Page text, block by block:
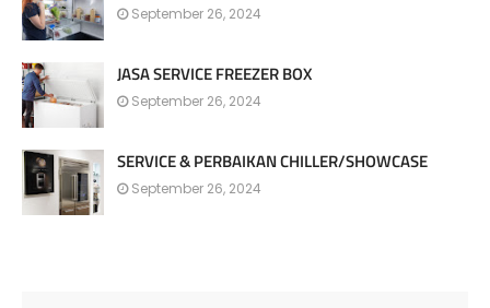
September 26, 2024
JASA SERVICE FREEZER BOX
September 26, 2024
SERVICE & PERBAIKAN CHILLER/SHOWCASE
September 26, 2024